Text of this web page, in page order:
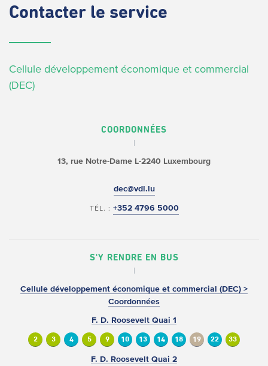
Contacter le service
Cellule développement économique et commercial
(DEC)
COORDONNÉES
13, rue Notre-Dame L-2240 Luxembourg
dec@vdl.lu
TÉL. : +352 4796 5000
S'Y RENDRE EN BUS
Cellule développement économique et commercial (DEC) >
Coordonnées
F. D. Roosevelt Quai 1
2 3 4 5 9 10 13 14 18 19 22 33
F. D. Roosevelt Quai 2